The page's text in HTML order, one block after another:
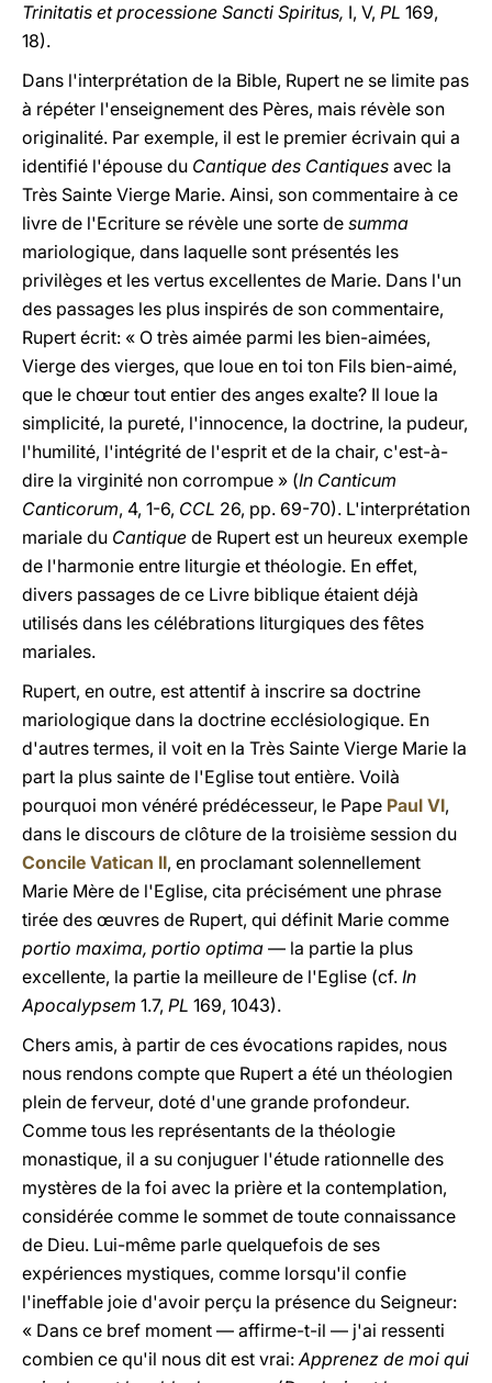
Trinitatis et processione Sancti Spiritus, I, V, PL 169,
18).
Dans l'interprétation de la Bible, Rupert ne se limite pas
à répéter l'enseignement des Pères, mais révèle son
originalité. Par exemple, il est le premier écrivain qui a
identifié l'épouse du Cantique des Cantiques avec la
Très Sainte Vierge Marie. Ainsi, son commentaire à ce
livre de l'Ecriture se révèle une sorte de summa
mariologique, dans laquelle sont présentés les
privilèges et les vertus excellentes de Marie. Dans l'un
des passages les plus inspirés de son commentaire,
Rupert écrit: « O très aimée parmi les bien-aimées,
Vierge des vierges, que loue en toi ton Fils bien-aimé,
que le chœur tout entier des anges exalte? Il loue la
simplicité, la pureté, l'innocence, la doctrine, la pudeur,
l'humilité, l'intégrité de l'esprit et de la chair, c'est-à-
dire la virginité non corrompue » (In Canticum
Canticorum, 4, 1-6, CCL 26, pp. 69-70). L'interprétation
mariale du Cantique de Rupert est un heureux exemple
de l'harmonie entre liturgie et théologie. En effet,
divers passages de ce Livre biblique étaient déjà
utilisés dans les célébrations liturgiques des fêtes
mariales.
Rupert, en outre, est attentif à inscrire sa doctrine
mariologique dans la doctrine ecclésiologique. En
d'autres termes, il voit en la Très Sainte Vierge Marie la
part la plus sainte de l'Eglise tout entière. Voilà
pourquoi mon vénéré prédécesseur, le Pape Paul VI,
dans le discours de clôture de la troisième session du
Concile Vatican II, en proclamant solennellement
Marie Mère de l'Eglise, cita précisément une phrase
tirée des œuvres de Rupert, qui définit Marie comme
portio maxima, portio optima — la partie la plus
excellente, la partie la meilleure de l'Eglise (cf. In
Apocalypsem 1.7, PL 169, 1043).
Chers amis, à partir de ces évocations rapides, nous
nous rendons compte que Rupert a été un théologien
plein de ferveur, doté d'une grande profondeur.
Comme tous les représentants de la théologie
monastique, il a su conjuguer l'étude rationnelle des
mystères de la foi avec la prière et la contemplation,
considérée comme le sommet de toute connaissance
de Dieu. Lui-même parle quelquefois de ses
expériences mystiques, comme lorsqu'il confie
l'ineffable joie d'avoir perçu la présence du Seigneur:
« Dans ce bref moment — affirme-t-il — j'ai ressenti
combien ce qu'il nous dit est vrai:Apprenez de moi qui